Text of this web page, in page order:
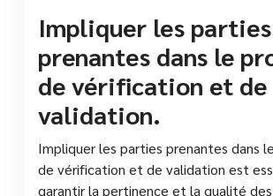
Impliquer les parties
prenantes dans le
de vérification et de
validation.
Impliquer les parties prenantes dans
de vérification et de validation est
garantir la pertinence et la qualité